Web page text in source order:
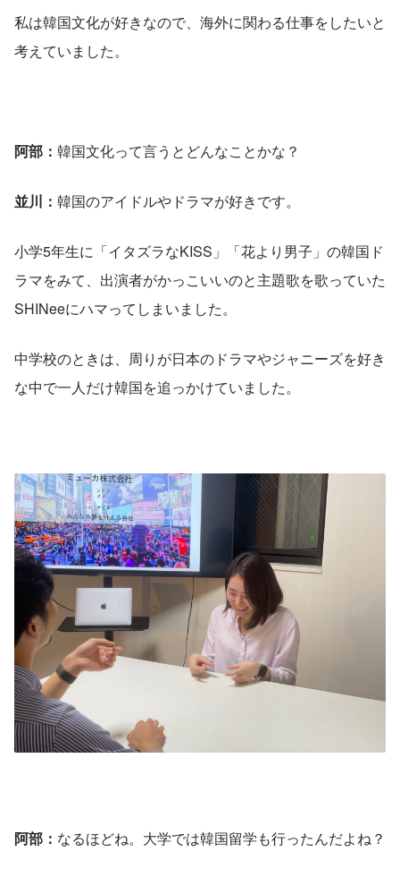
私は韓国文化が好きなので、海外に関わる仕事をしたいと
考えていました。
阿部： 韓国文化って言うとどんなことかな？
並川： 韓国のアイドルやドラマが好きです。
小学5年生に「イタズラなKISS」「花より男子」の韓国ド
ラマをみて、出演者がかっこいいのと主題歌を歌っていた
SHINeeにハマってしまいました。
中学校のときは、周りが日本のドラマやジャニーズを好き
な中で一人だけ韓国を追っかけていました。
阿部： なるほどね。大学では韓国留学も行ったんだよね？